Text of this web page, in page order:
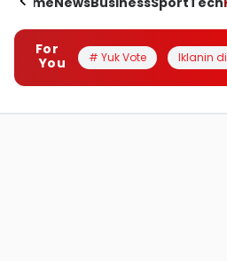
For
You
# Yuk Vote Iklanin di